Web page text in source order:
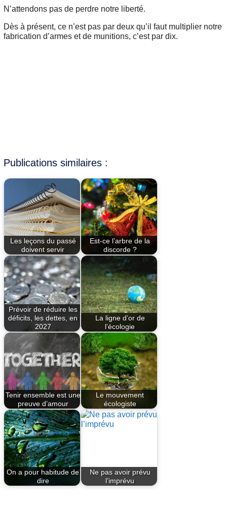
N’attendons pas de perdre notre liberté.
Dès à présent, ce n’est pas par deux qu’il faut multiplier notre
fabrication d’armes et de munitions, c’est par dix.
Publications similaires :
Les leçons du passé
doivent servir
Est-ce l’arbre de la
discorde ?
Prévoir de réduire les
déficits, les dettes, en
2027
La ligne d’or de
l’écologie
Tenir ensemble est une
preuve d’amour
Le mouvement
écologiste
On a pour habitude de
dire
Ne pas avoir prévu
l’imprévu